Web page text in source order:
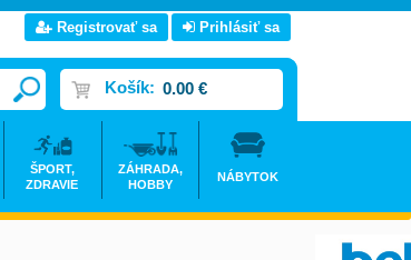
Registrovať sa Prihlásiť sa
Košík: 0.00 €
ŠPORT,
ZDRAVIE
ZÁHRADA,
HOBBY
NÁBYTOK